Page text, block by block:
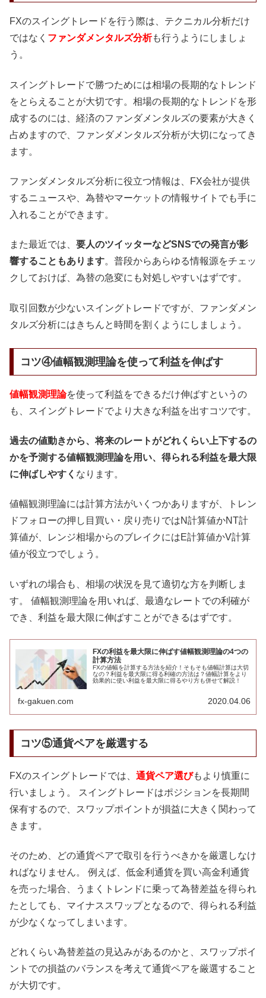
FXのスイングトレードを行う際は、テクニカル分析だけ
ではなく ファンダメンタルズ分析も行うようにしましょ
う。
スイングトレードで勝つためには相場の長期的なトレンド
をとらえることが大切です。相場の長期的なトレンドを形
成するのには、経済のファンダメンタルズの要素が大きく
占めますので、ファンダメンタルズ分析が大切になってき
ます。
ファンダメンタルズ分析に役立つ情報は、FX会社が提供
するニュースや、為替やマーケットの情報サイトでも手に
入れることができます。
また最近では、 要人のツイッターなどSNSでの発言が影
響することもあります。普段からあらゆる情報源をチェッ
クしておけば、為替の急変にも対処しやすいはずです。
取引回数が少ないスイングトレードですが、ファンダメン
タルズ分析にはきちんと時間を割くようにしましょう。
コツ④値幅観測理論を使って利益を伸ばす
値幅観測理論を使って利益をできるだけ伸ばすというの
も、スイングトレードでより大きな利益を出すコツです。
過去の値動きから、将来のレートがどれくらい上下するの
かを予測する値幅観測理論を用い、得られる利益を最大限
に伸ばしやすく なります。
値幅観測理論には計算方法がいくつかありますが、トレン
ドフォローの押し目買い・戻り売りではN計算値かNT計
算値が、レンジ相場からのブレイクにはE計算値かV計算
値が役立つでしょう。
いずれの場合も、相場の状況を見て適切な方を判断しま
す。 値幅観測理論を用いれば、最適なレートでの利確が
でき、利益を最大限に伸ばすことができるはずです。
FXの利益を最大限に伸ばす値幅観測理論の4つの
計算方法
FXの値幅を計算する方法を紹介！そもそも値幅計算は大切
なの？利益を最大限に得る利確の方法は？値幅計算をより
効果的に使い利益を最大限に得るやり方も併せて解説！
fx-gakuen.com 2020.04.06
コツ⑤通貨ペアを厳選する
FXのスイングトレードでは、 通貨ペア選びもより慎重に
行いましょう。 スイングトレードはポジションを長期間
保有するので、スワップポイントが損益に大きく関わって
きます。
そのため、どの通貨ペアで取引を行うべきかを厳選しなけ
ればなりません。 例えば、低金利通貨を買い高金利通貨
を売った場合、うまくトレンドに乗って為替差益を得られ
たとしても、マイナススワップとなるので、得られる利益
が少なくなってしまいます。
どれくらい為替差益の見込みがあるのかと、スワップポイ
ントでの損益のバランスを考えて通貨ペアを厳選すること
が大切です。